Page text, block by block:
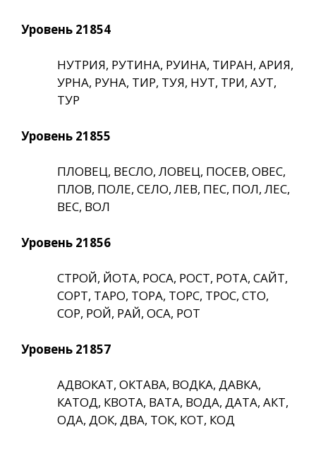
Уровень 21854
НУТРИЯ, РУТИНА, РУИНА, ТИРАН, АРИЯ,
УРНА, РУНА, ТИР, ТУЯ, НУТ, ТРИ, АУТ,
ТУР
Уровень 21855
ПЛОВЕЦ, ВЕСЛО, ЛОВЕЦ, ПОСЕВ, ОВЕС,
ПЛОВ, ПОЛЕ, СЕЛО, ЛЕВ, ПЕС, ПОЛ, ЛЕС,
ВЕС, ВОЛ
Уровень 21856
СТРОЙ, ЙОТА, РОСА, РОСТ, РОТА, САЙТ,
СОРТ, ТАРО, ТОРА, ТОРС, ТРОС, СТО,
СОР, РОЙ, РАЙ, ОСА, РОТ
Уровень 21857
АДВОКАТ, ОКТАВА, ВОДКА, ДАВКА,
КАТОД, КВОТА, ВАТА, ВОДА, ДАТА, АКТ,
ОДА, ДОК, ДВА, ТОК, КОТ, КОД